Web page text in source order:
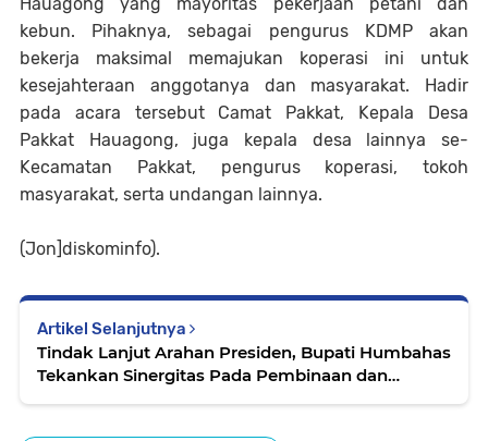
kebun. Pihaknya, sebagai pengurus KDMP akan
bekerja maksimal memajukan koperasi ini untuk
kesejahteraan anggotanya dan masyarakat. Hadir
pada acara tersebut Camat Pakkat, Kepala Desa
Pakkat Hauagong, juga kepala desa lainnya se-
Kecamatan Pakkat, pengurus koperasi, tokoh
masyarakat, serta undangan lainnya.
(Jon]diskominfo).
Artikel Selanjutnya
Tindak Lanjut Arahan Presiden, Bupati Humbahas
Tekankan Sinergitas Pada Pembinaan dan